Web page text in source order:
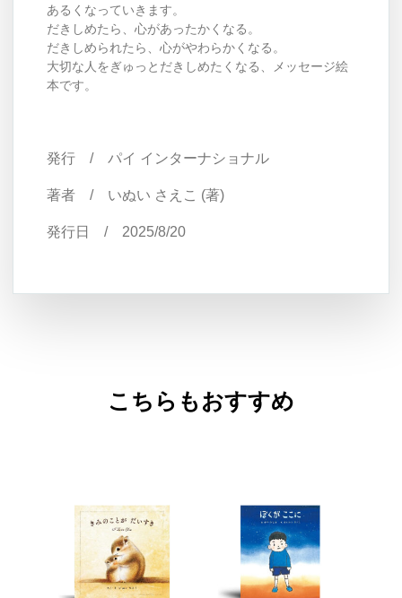
あるくなっていきます。
だきしめたら、心があったかくなる。
だきしめられたら、心がやわらかくなる。
大切な人をぎゅっとだきしめたくなる、メッセージ絵
本です。
発行 / パイ インターナショナル
著者 / いぬい さえこ (著)
発行日 / 2025/8/20
こちらもおすすめ